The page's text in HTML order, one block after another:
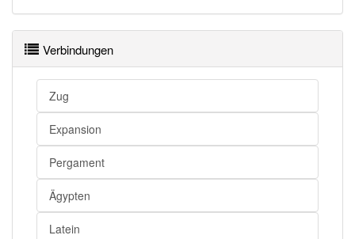
Verbindungen
Zug
Expansion
Pergament
Ägypten
Latein